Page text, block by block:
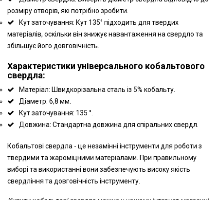
розміру отворів, які потрібно зробити.
Кут заточування: Кут 135° підходить для твердих
матеріалів, оскільки він знижує навантаження на свердло та
збільшує його довговічність.
Характеристики універсального кобальтового
свердла:
Матеріал: Швидкорізальна сталь із 5% кобальту.
Діаметр: 6,8 мм.
Кут заточування: 135 °.
Довжина: Стандартна довжина для спіральних свердл.
Кобальтові свердла - це незамінні інструменти для роботи з
твердими та жароміцними матеріалами. При правильному
виборі та використанні вони забезпечують високу якість
свердління та довговічність інструменту.